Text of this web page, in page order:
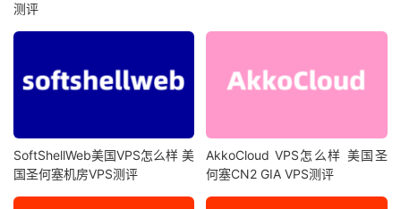
测评
SoftShellWeb美国VPS怎么样 美
国圣何塞机房VPS测评
AkkoCloud VPS怎么样 美国圣
何塞CN2 GIA VPS测评